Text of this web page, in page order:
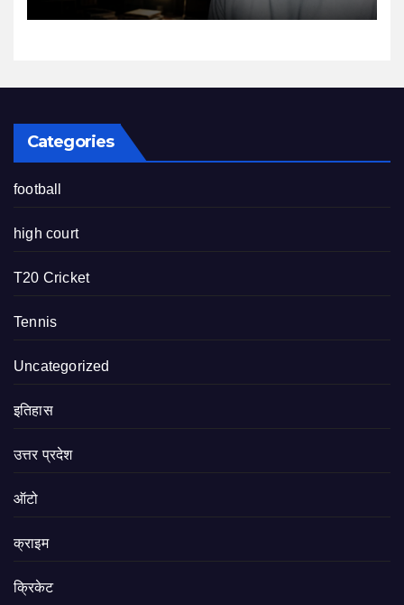
Categories
football
high court
T20 Cricket
Tennis
Uncategorized
इतिहास
उत्तर प्रदेश
ऑटो
क्राइम
क्रिकेट